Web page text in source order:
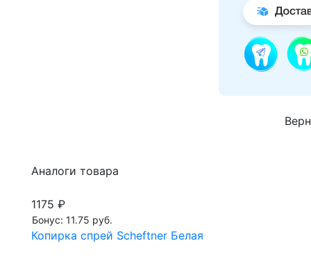
Аналоги товара
1175 ₽
Бонус: 11.75 руб.
Копирка спрей Scheftner Белая